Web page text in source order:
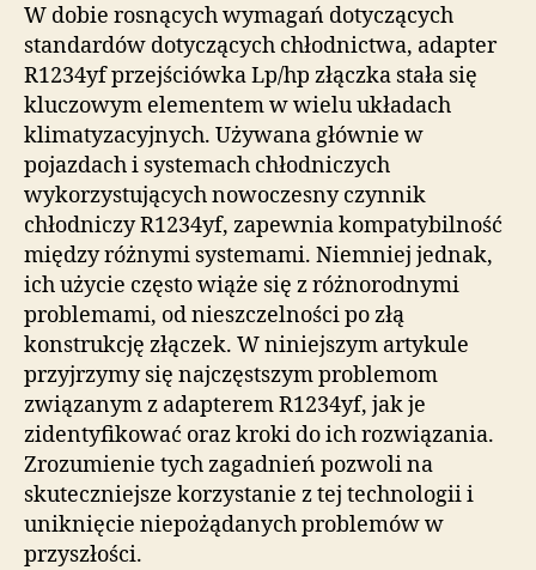
W dobie rosnących wymagań dotyczących
standardów dotyczących chłodnictwa, adapter
R1234yf przejściówka Lp/hp złączka stała się
kluczowym elementem w wielu układach
klimatyzacyjnych. Używana głównie w
pojazdach i systemach chłodniczych
wykorzystujących nowoczesny czynnik
chłodniczy R1234yf, zapewnia kompatybilność
między różnymi systemami. Niemniej jednak,
ich użycie często wiąże się z różnorodnymi
problemami, od nieszczelności po złą
konstrukcję złączek. W niniejszym artykule
przyjrzymy się najczęstszym problemom
związanym z adapterem R1234yf, jak je
zidentyfikować oraz kroki do ich rozwiązania.
Zrozumienie tych zagadnień pozwoli na
skuteczniejsze korzystanie z tej technologii i
uniknięcie niepożądanych problemów w
przyszłości.